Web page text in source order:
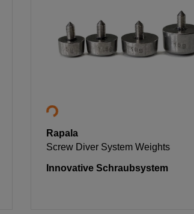
Rapala
Screw Diver System Weights
Innovative Schraubsystem